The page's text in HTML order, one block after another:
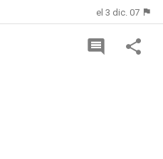
el 3 dic. 07